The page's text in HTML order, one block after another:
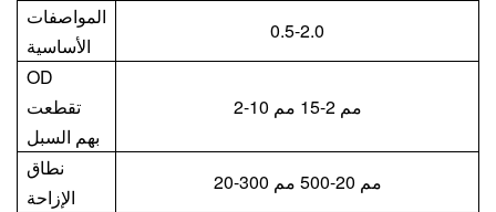
المواصفات
الأساسية
0.5-2.0
OD
تقطعت
بهم السبل
2-10 مم 2-15 مم
نطاق
الإزاحة
20-300 مم 20-500 مم